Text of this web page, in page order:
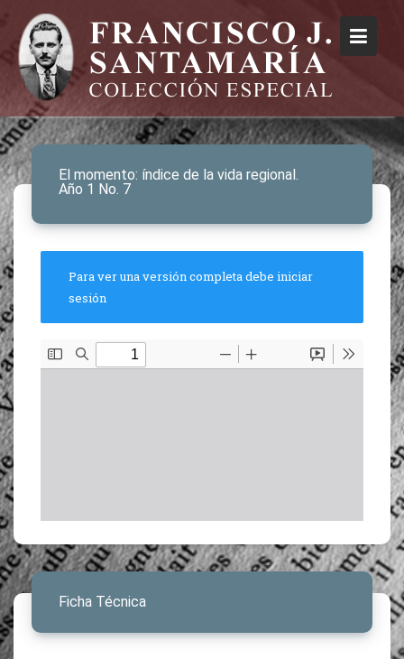
El momento: índice de la vida regional.
Año 1 No. 7
Para ver una versión completa debe iniciar
sesión
Ficha Técnica